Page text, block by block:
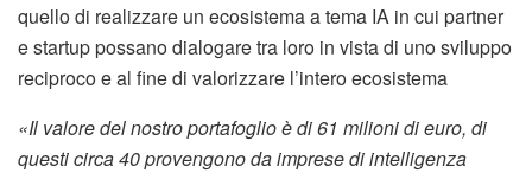
quello di realizzare un ecosistema a tema IA in cui partner
e startup possano dialogare tra loro in vista di uno sviluppo
reciproco e al fine di valorizzare l’intero ecosistema
«Il valore del nostro portafoglio è di 61 milioni di euro, di
questi circa 40 provengono da imprese di intelligenza